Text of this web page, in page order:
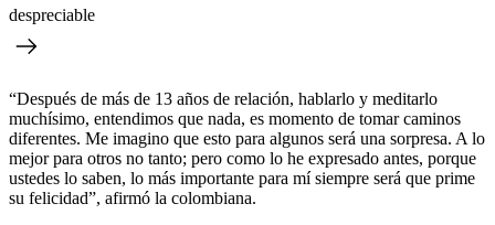
despreciable
“Después de más de 13 años de relación, hablarlo y meditarlo
muchísimo, entendimos que nada, es momento de tomar caminos
diferentes. Me imagino que esto para algunos será una sorpresa. A lo
mejor para otros no tanto; pero como lo he expresado antes, porque
ustedes lo saben, lo más importante para mí siempre será que prime
su felicidad”, afirmó la colombiana.